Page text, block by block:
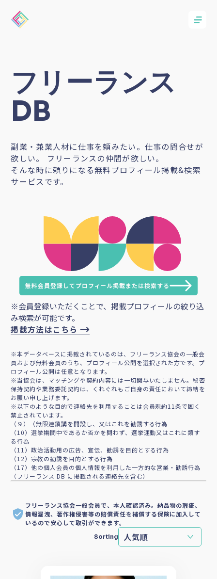
フリーランス
DB
副業・兼業人材に仕事を頼みたい。仕事の問合せが
欲しい。 フリーランスの仲間が欲しい。
そんな時に頼りになる無料プロフィール掲載&検索
サービスです。
無料会員登録してプロフィール掲載または検索する
※会員登録いただくことで、掲載プロフィールの絞り込
み検索が可能です。
掲載方法はこちら
※本データベースに掲載されているのは、フリーランス協会の一般会
員および無料会員のうち、プロフィール公開を選択された方です。プ
ロフィール公開は任意となります。
※当協会は、マッチングや契約内容には一切関与いたしません。秘密
保持契約や業務委託契約は、くれぐれもご自身の責任において締結を
お願い申し上げます。
※以下のような目的で連絡先を利用することは会員規約11条で固く
禁止されています。
（９）（無限連鎖講を開設し、又はこれを勧誘する行為
（10）選挙期間中であるか否かを問わず、選挙運動又はこれに類す
る行為
（11）政治活動用の広告、宣伝、勧誘を目的とする行為
（12）宗教の勧誘を目的とする行為
（17）他の個人会員の個人情報を利用した一方的な営業・勧誘行為
（フリーランス DB に掲載される連絡先を含む）
フリーランス協会一般会員で、本人確認済み。納品物の瑕疵、
情報漏洩、著作権侵害等の賠償責任を補償する保険に加入して
いるので安心して取引ができます。
Sorting